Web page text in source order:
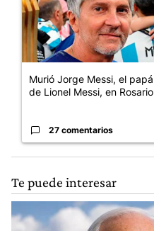
Murió Jorge Messi, el papá
de Lionel Messi, en Rosario
27 comentarios